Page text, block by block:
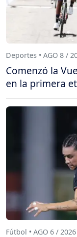
Deportes • AGO 8 /
Comenzó la
en la primera
Fútbol • AGO 6 / 2026